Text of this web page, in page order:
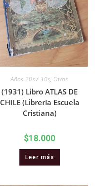
Años 20s / 30s, Otros
(1931) Libro ATLAS DE
CHILE (Librería Escuela
Cristiana)
$18.000
Leer más